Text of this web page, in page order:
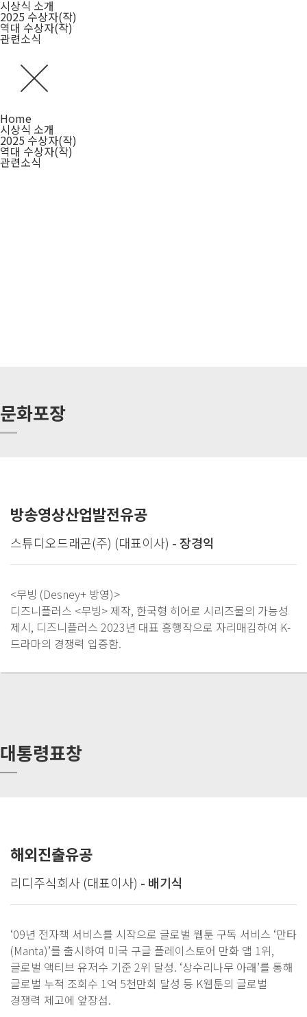
시상식 소개
2025 수상자(작)
역대 수상자(작)
관련소식
Home
시상식 소개
2025 수상자(작)
역대 수상자(작)
관련소식
문화포장
방송영상산업발전유공
스튜디오드래곤(주) (대표이사) - 장경익
<무빙 (Desney+ 방영)>
디즈니플러스 <무빙> 제작, 한국형 히어로 시리즈물의 가능성
제시, 디즈니플러스 2023년 대표 흥행작으로 자리매김하여 K-
드라마의 경쟁력 입증함.
대통령표창
해외진출유공
리디주식회사 (대표이사) - 배기식
‘09년 전자책 서비스를 시작으로 글로벌 웹툰 구독 서비스 ‘만타
(Manta)’를 출시하여 미국 구글 플레이스토어 만화 앱 1위,
글로벌 액티브 유저수 기준 2위 달성. ‘상수리나무 아래’를 통해
글로벌 누적 조회수 1억 5천만회 달성 등 K웹툰의 글로벌
경쟁력 제고에 앞장섬.